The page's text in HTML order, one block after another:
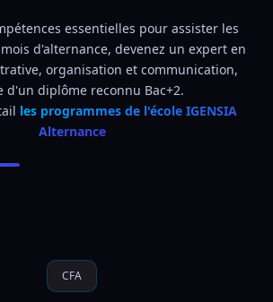
essentielles pour assister les
d'alternance, devenez un expert en
organisation et communication,
d'un diplôme reconnu Bac+2.
les programmes de l'école IGENSIA
Alternance
CFA